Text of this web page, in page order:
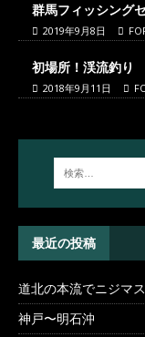
群馬フィッシング
2019年9月8日
初場所！渓流釣り
2018年9月11日
最近の投稿
道北の本流でニジマ
神戸〜明石沖